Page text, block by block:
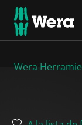
Wera